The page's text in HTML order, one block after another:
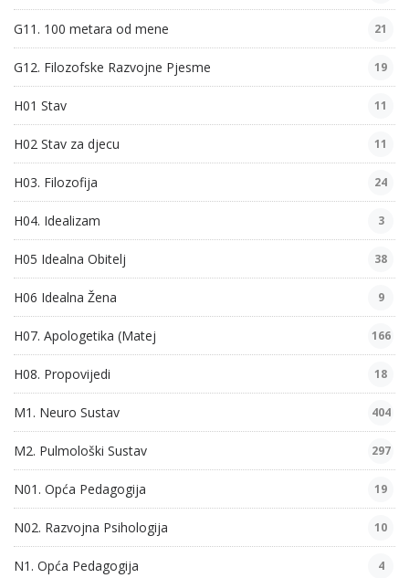
G11. 100 metara od mene 21
G12. Filozofske Razvojne Pjesme 19
H01 Stav 11
H02 Stav za djecu 11
H03. Filozofija 24
H04. Idealizam 3
H05 Idealna Obitelj 38
H06 Idealna Žena 9
H07. Apologetika (Matej 166
H08. Propovijedi 18
M1. Neuro Sustav 404
M2. Pulmološki Sustav 297
N01. Opća Pedagogija 19
N02. Razvojna Psihologija 10
N1. Opća Pedagogija 4